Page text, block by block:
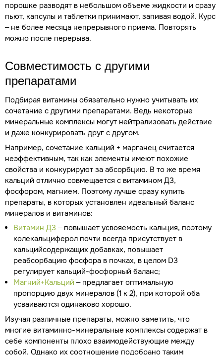
порошке разводят в небольшом объеме жидкости и сразу
пьют, капсулы и таблетки принимают, запивая водой. Курс
– не более месяца непрерывного приема. Повторять
можно после перерыва.
Совместимость с другими
препаратами
Подбирая витамины обязательно нужно учитывать их
сочетание с другими препаратами. Ведь некоторые
минеральные комплексы могут нейтрализовать действие
и даже конкурировать друг с другом.
Например, сочетание кальций + марганец считается
неэффективным, так как элементы имеют похожие
свойства и конкурируют за абсорбцию. В то же время
кальций отлично совмещается с витамином Д3,
фосфором, магнием. Поэтому лучше сразу купить
препараты, в которых установлен идеальный баланс
минералов и витаминов:
Витамин Д3 – повышает усвояемость кальция, поэтому
колекальциферол почти всегда присутствует в
кальцийсодержащих добавках, повышает
реабсорбацию фосфора в почках, в целом D3
регулирует кальций-фосфорный баланс;
Магний+Кальций – предлагает оптимальную
пропорцию двух минералов (1 к 2), при которой оба
усваиваются одинаково хорошо.
Изучая различные препараты, можно заметить, что
многие витаминно-минеральные комплексы содержат в
себе компоненты плохо взаимодействующие между
собой. Однако их соотношение подобрано таким